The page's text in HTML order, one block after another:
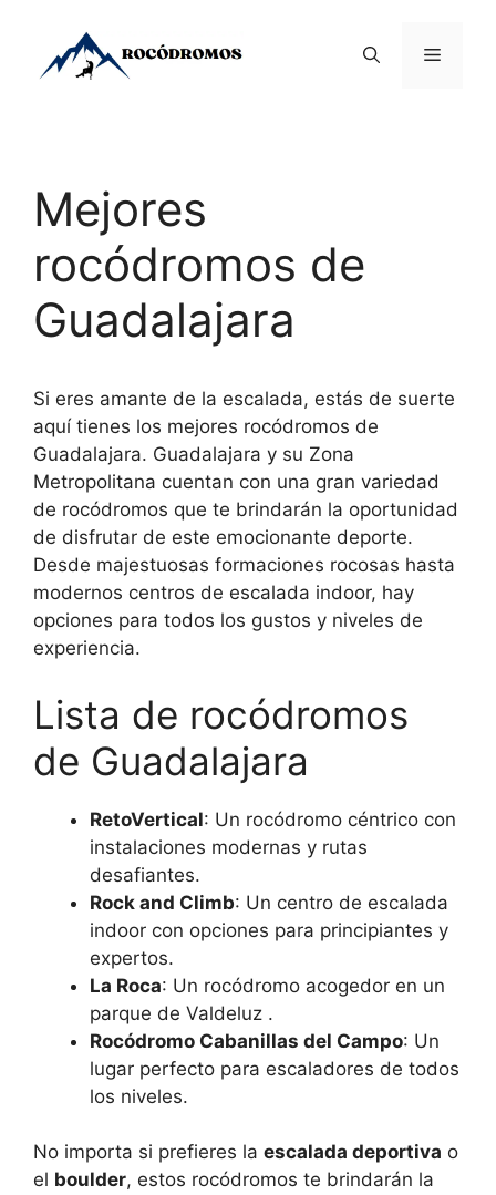
contenido
Menú
Mejores
rocódromos de
Guadalajara
Si eres amante de la escalada, estás de suerte
aquí tienes los mejores rocódromos de
Guadalajara. Guadalajara y su Zona
Metropolitana cuentan con una gran variedad
de rocódromos que te brindarán la oportunidad
de disfrutar de este emocionante deporte.
Desde majestuosas formaciones rocosas hasta
modernos centros de escalada indoor, hay
opciones para todos los gustos y niveles de
experiencia.
Lista de rocódromos
de Guadalajara
RetoVertical: Un rocódromo céntrico con
instalaciones modernas y rutas
desafiantes.
Rock and Climb: Un centro de escalada
indoor con opciones para principiantes y
expertos.
La Roca: Un rocódromo acogedor en un
parque de Valdeluz .
Rocódromo Cabanillas del Campo: Un
lugar perfecto para escaladores de todos
los niveles.
No importa si prefieres la escalada deportiva o
el boulder, estos rocódromos te brindarán la